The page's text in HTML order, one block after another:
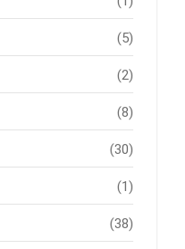
(5)
(2)
(8)
(30)
(1)
(38)